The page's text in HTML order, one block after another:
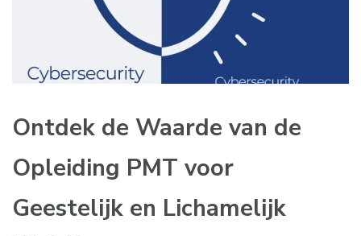
Ontdek de Waarde van de
Opleiding PMT voor
Geestelijk en Lichamelijk